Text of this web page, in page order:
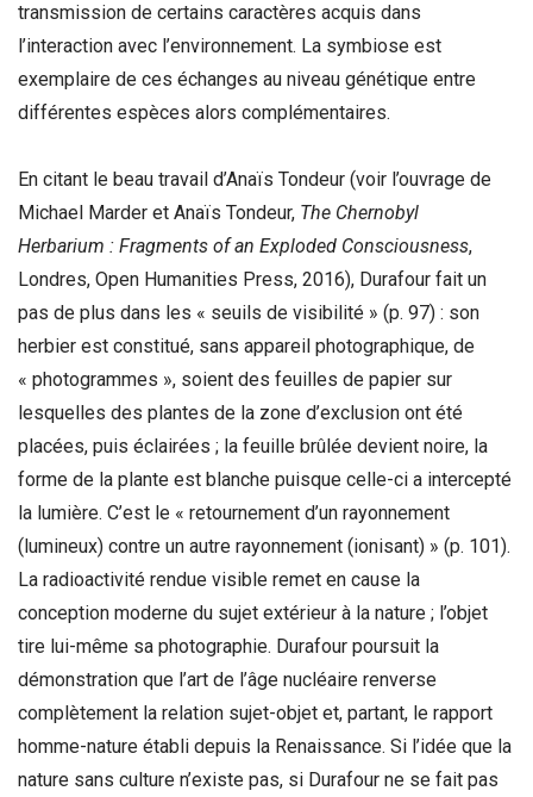
transmission de certains caractères acquis dans
l’interaction avec l’environnement. La symbiose est
exemplaire de ces échanges au niveau génétique entre
différentes espèces alors complémentaires.
En citant le beau travail d’Anaïs Tondeur (voir l’ouvrage de
Michael Marder et Anaïs Tondeur, The Chernobyl
Herbarium : Fragments of an Exploded Consciousness,
Londres, Open Humanities Press, 2016), Durafour fait un
pas de plus dans les « seuils de visibilité » (p. 97) : son
herbier est constitué, sans appareil photographique, de
« photogrammes », soient des feuilles de papier sur
lesquelles des plantes de la zone d’exclusion ont été
placées, puis éclairées ; la feuille brûlée devient noire, la
forme de la plante est blanche puisque celle-ci a intercepté
la lumière. C’est le « retournement d’un rayonnement
(lumineux) contre un autre rayonnement (ionisant) » (p. 101).
La radioactivité rendue visible remet en cause la
conception moderne du sujet extérieur à la nature ; l’objet
tire lui-même sa photographie. Durafour poursuit la
démonstration que l’art de l’âge nucléaire renverse
complètement la relation sujet-objet et, partant, le rapport
homme-nature établi depuis la Renaissance. Si l’idée que la
nature sans culture n’existe pas, si Durafour ne se fait pas